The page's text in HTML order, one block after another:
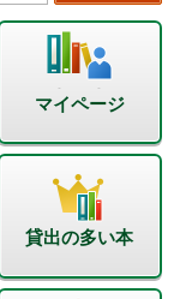
マイページ
貸出の多い本